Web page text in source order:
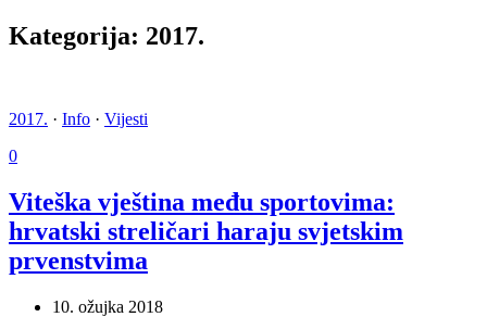
Kategorija: 2017.
2017. · Info · Vijesti
0
Viteška vještina među sportovima:
hrvatski streličari haraju svjetskim
prvenstvima
10. ožujka 2018